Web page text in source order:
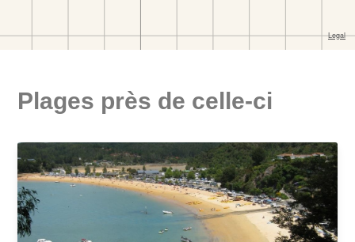
Plages près de celle-ci